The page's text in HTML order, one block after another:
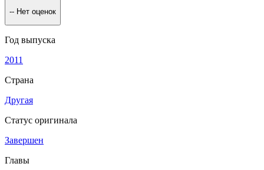
-- Нет оценок
Год выпуска
2011
Страна
Другая
Статус оригинала
Завершен
Главы